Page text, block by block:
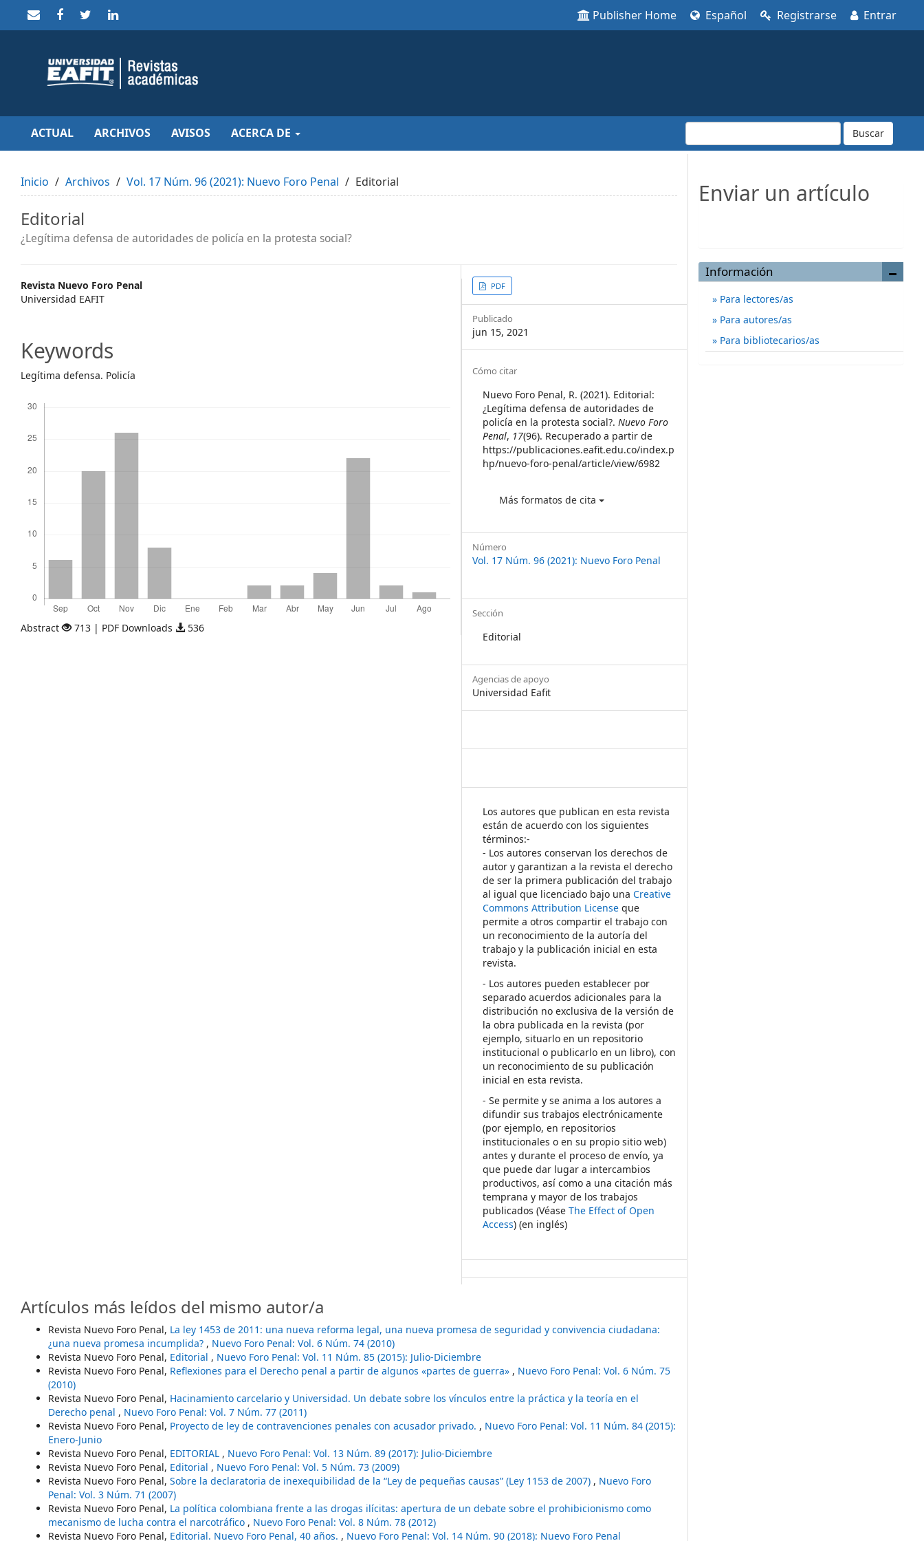
to
Main
Navigation
Content
Sidebar
Publisher Home Español Registrarse Entrar
ACTUAL ARCHIVOS AVISOS ACERCA DE Buscar
Inicio Archivos Vol. 17 Núm. 96 (2021): Nuevo Foro Penal Editorial
Editorial
¿Legítima defensa de autoridades de policía en la protesta social?
Main
Article
Revista Nuevo Foro Penal
Universidad EAFIT
Keywords
Legítima defensa. Policía
Abstract 713 | PDF Downloads 536
Article
Sidebar
PDF
Publicado
jun 15, 2021
Article
Details
Cómo citar
Nuevo Foro Penal, R. (2021). Editorial:
¿Legítima defensa de autoridades de
policía en la protesta social?.Nuevo Foro
Penal, 17(96). Recuperado a partir de
https://publicaciones.eafit.edu.co/index.p
hp/nuevo-foro-penal/article/view/6982
Más formatos de cita
Número
Vol. 17 Núm. 96 (2021): Nuevo Foro Penal
Sección
Editorial
Agencias de apoyo
Universidad Eafit
Los autores que publican en esta revista
están de acuerdo con los siguientes
términos:-
- Los autores conservan los derechos de
autor y garantizan a la revista el derecho
de ser la primera publicación del trabajo
al igual que licenciado bajo unaCreative
Commons Attribution License que
permite a otros compartir el trabajo con
un reconocimiento de la autoría del
trabajo y la publicación inicial en esta
revista.
- Los autores pueden establecer por
separado acuerdos adicionales para la
distribución no exclusiva de la versión de
la obra publicada en la revista (por
ejemplo, situarlo en un repositorio
institucional o publicarlo en un libro), con
un reconocimiento de su publicación
inicial en esta revista.
- Se permite y se anima a los autores a
difundir sus trabajos electrónicamente
(por ejemplo, en repositorios
institucionales o en su propio sitio web)
antes y durante el proceso de envío, ya
que puede dar lugar a intercambios
productivos, así como a una citación más
temprana y mayor de los trabajos
publicados (VéaseThe Effect of Open
Access) (en inglés)
Artículos más leídos del mismo autor/a
Revista Nuevo Foro Penal, La ley 1453 de 2011: una nueva reforma legal, una nueva promesa de seguridad y convivencia ciudadana:
¿una nueva promesa incumplida? , Nuevo Foro Penal: Vol. 6 Núm. 74 (2010)
Revista Nuevo Foro Penal, Editorial , Nuevo Foro Penal: Vol. 11 Núm. 85 (2015): Julio-Diciembre
Revista Nuevo Foro Penal, Reflexiones para el Derecho penal a partir de algunos «partes de guerra» , Nuevo Foro Penal: Vol. 6 Núm. 75
(2010)
Revista Nuevo Foro Penal, Hacinamiento carcelario y Universidad. Un debate sobre los vínculos entre la práctica y la teoría en el
Derecho penal , Nuevo Foro Penal: Vol. 7 Núm. 77 (2011)
Revista Nuevo Foro Penal, Proyecto de ley de contravenciones penales con acusador privado. , Nuevo Foro Penal: Vol. 11 Núm. 84 (2015):
Enero-Junio
Revista Nuevo Foro Penal, EDITORIAL , Nuevo Foro Penal: Vol. 13 Núm. 89 (2017): Julio-Diciembre
Revista Nuevo Foro Penal, Editorial , Nuevo Foro Penal: Vol. 5 Núm. 73 (2009)
Revista Nuevo Foro Penal, Sobre la declaratoria de inexequibilidad de la “Ley de pequeñas causas” (Ley 1153 de 2007) , Nuevo Foro
Penal: Vol. 3 Núm. 71 (2007)
Revista Nuevo Foro Penal, La política colombiana frente a las drogas ilícitas: apertura de un debate sobre el prohibicionismo como
mecanismo de lucha contra el narcotráfico , Nuevo Foro Penal: Vol. 8 Núm. 78 (2012)
Revista Nuevo Foro Penal, Editorial. Nuevo Foro Penal, 40 años. , Nuevo Foro Penal: Vol. 14 Núm. 90 (2018): Nuevo Foro Penal
Enviar un artículo
Información
Para lectores/as
Para autores/as
Para bibliotecarios/as